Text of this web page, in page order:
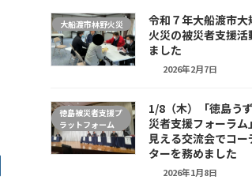
大船渡市林野火災
令和７年大船渡市大
火災の被災者支援活
ました
2026年2月7日
徳島被災者支援プ
ラットフォーム
1/8（木）「徳島う
災者支援フォーラム
見える交流会でコー
ターを務めました
2026年1月8日